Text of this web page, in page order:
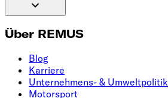
Über REMUS
Blog
Karriere
Unternehmens- & Umweltpolitik
Motorsport